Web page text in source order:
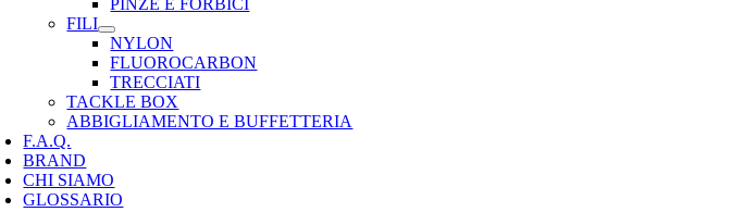
PINZE E FORBICI
FILI
NYLON
FLUOROCARBON
TRECCIATI
TACKLE BOX
ABBIGLIAMENTO E BUFFETTERIA
F.A.Q.
BRAND
CHI SIAMO
GLOSSARIO